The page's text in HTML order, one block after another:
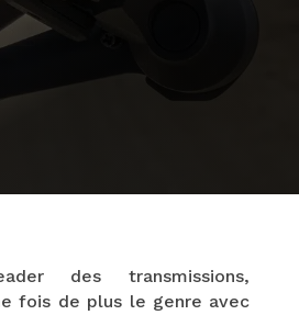
des transmissions,
fois de plus le genre avec